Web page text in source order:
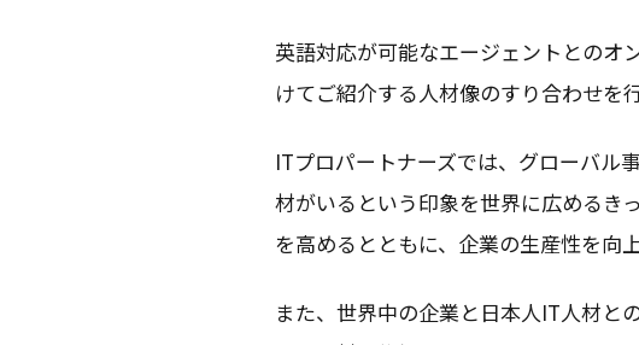
英語対応が可能なエージェントとのオ
けてご紹介する人材像のすり合わせを
ITプロパートナーズでは、グローバル
材がいるという印象を世界に広めるき
を高めるとともに、企業の生産性を向
また、世界中の企業と日本人IT人材と